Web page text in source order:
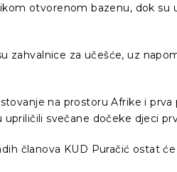
otvorenom bazenu, dok
zahvalnice za učešće, uz
na prostoru Afrike i
svečane dočeke djeci
članova KUD Puračić ostat